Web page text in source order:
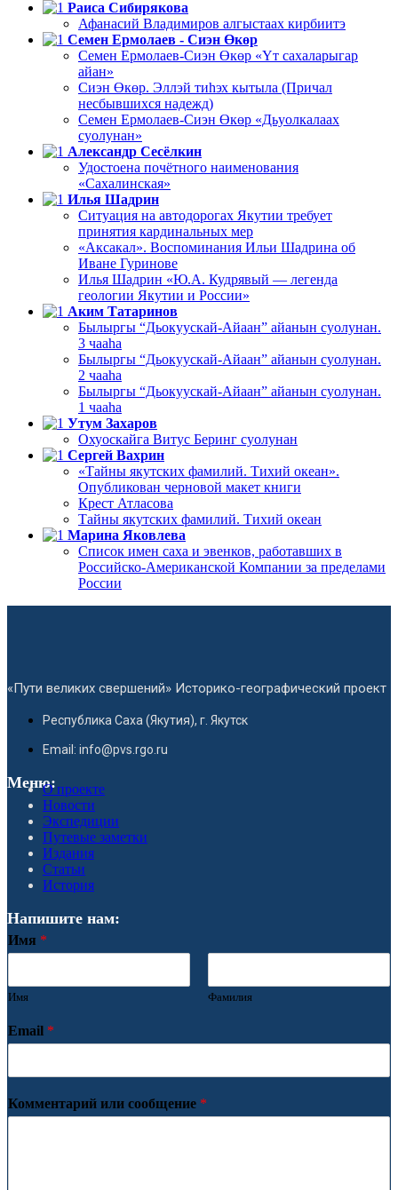
Раиса Сибирякова
Афанасий Владимиров алгыстаах кирбиитэ
Семен Ермолаев - Сиэн Өкөр
Семен Ермолаев-Сиэн Өкөр «Үт сахаларыгар
айан»
Сиэн Өкөр. Эллэй тиһэх кытыла (Причал
несбывшихся надежд)
Семен Ермолаев-Сиэн Өкөр «Дьуолкалаах
суолунан»
Александр Сесёлкин
Удостоена почётного наименования
«Сахалинская»
Илья Шадрин
Ситуация на автодорогах Якутии требует
принятия кардинальных мер
«Аксакал». Воспоминания Ильи Шадрина об
Иване Гуринове
Илья Шадрин «Ю.А. Кудрявый — легенда
геологии Якутии и России»
Аким Татаринов
Былыргы “Дьокуускай-Айаан” айанын суолунан.
3 чааһа
Былыргы “Дьокуускай-Айаан” айанын суолунан.
2 чааһа
Былыргы “Дьокуускай-Айаан” айанын суолунан.
1 чааһа
Утум Захаров
Охуоскайга Витус Беринг суолунан
Сергей Вахрин
«Тайны якутских фамилий. Тихий океан».
Опубликован черновой макет книги
Крест Атласова
Тайны якутских фамилий. Тихий океан
Марина Яковлева
Список имен саха и эвенков, работавших в
Российско-Американской Компании за пределами
России
«Пути великих свершений» Историко-географический проект
Республика Саха (Якутия), г. Якутск
Email: info@pvs.rgo.ru
Меню:О проекте
Новости
Экспедиции
Путевые заметки
Издания
Статьи
История
Напишите нам:
Имя *
Имя Фамилия
Email *
Комментарий или сообщение *